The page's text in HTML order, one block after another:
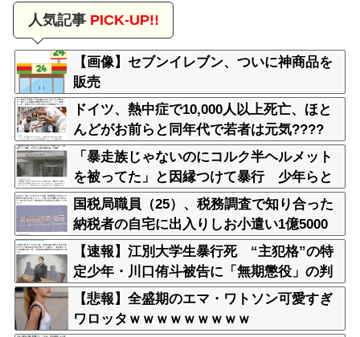
人気記事PICK-UP!!
【画像】セブンイレブン、ついに神商品を
販売
ドイツ、熱中症で10,000人以上死亡、ほと
んどがお前らと同年代で若者は元気????
「暴走族じゃないのにコルク半ヘルメット
を被ってた」と因縁つけて暴行 少年らと
父親(37)逮捕
国税局職員（25）、税務調査で知り合った
納税者の自宅に出入りしお小遣い1億5000
万円頂戴するwww
【速報】江別大学生暴行死 “主犯格”の特
定少年・川口侑斗被告に「無期懲役」の判
決 当時17歳少年に「懲役30年」の判決
【悲報】全盛期のエマ・ワトソン可愛すぎ
ワロッタｗｗｗｗｗｗｗｗｗ